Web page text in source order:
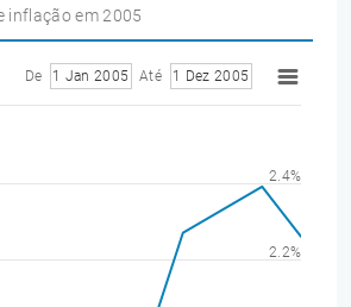
inflação em 2005
De 1 Jan 2005 Até 1 Dez 2005
2.2%
2.4%